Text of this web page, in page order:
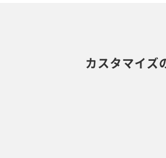
カスタマイズ